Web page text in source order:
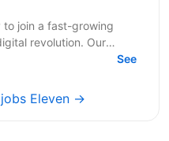
join a fast-growing
revolution. Our
manufacturing...
See
Eleven →